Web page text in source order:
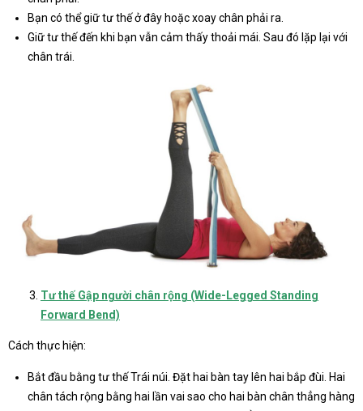
Bạn có thể giữ tư thế ở đây hoặc xoay chân phải ra.
Giữ tư thế đến khi bạn vẫn cảm thấy thoải mái. Sau đó lặp lại với
chân trái.
Tư thế Gập người chân rộng (Wide-Legged Standing
Forward Bend)
Cách thực hiện:
Bắt đầu bằng tư thế Trái núi. Đặt hai bàn tay lên hai bắp đùi. Hai
chân tách rộng bằng hai lần vai sao cho hai bàn chân thẳng hàng